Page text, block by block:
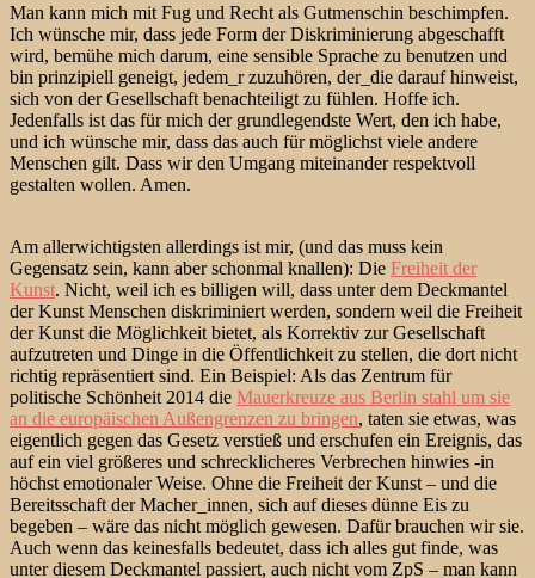
Man kann mich mit Fug und Recht als Gutmenschin beschimpfen.
Ich wünsche mir, dass jede Form der Diskriminierung abgeschafft
wird, bemühe mich darum, eine sensible Sprache zu benutzen und
bin prinzipiell geneigt, jedem_r zuzuhören, der_die darauf hinweist,
sich von der Gesellschaft benachteiligt zu fühlen. Hoffe ich.
Jedenfalls ist das für mich der grundlegendste Wert, den ich habe,
und ich wünsche mir, dass das auch für möglichst viele andere
Menschen gilt. Dass wir den Umgang miteinander respektvoll
gestalten wollen. Amen.
Am allerwichtigsten allerdings ist mir, (und das muss kein
Gegensatz sein, kann aber schonmal knallen): Die Freiheit der
Kunst. Nicht, weil ich es billigen will, dass unter dem Deckmantel
der Kunst Menschen diskriminiert werden, sondern weil die Freiheit
der Kunst die Möglichkeit bietet, als Korrektiv zur Gesellschaft
aufzutreten und Dinge in die Öffentlichkeit zu stellen, die dort nicht
richtig repräsentiert sind. Ein Beispiel: Als das Zentrum für
politische Schönheit 2014 die Mauerkreuze aus Berlin stahl um sie
an die europäischen Außengrenzen zu bringen, taten sie etwas, was
eigentlich gegen das Gesetz verstieß und erschufen ein Ereignis, das
auf ein viel größeres und schrecklicheres Verbrechen hinwies -in
höchst emotionaler Weise. Ohne die Freiheit der Kunst – und die
Bereitsschaft der Macher_innen, sich auf dieses dünne Eis zu
begeben – wäre das nicht möglich gewesen. Dafür brauchen wir sie.
Auch wenn das keinesfalls bedeutet, dass ich alles gut finde, was
unter diesem Deckmantel passiert, auch nicht vom ZpS – man kann